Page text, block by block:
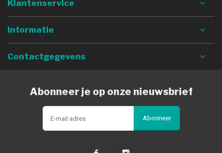
Klantenservice
Informatie
Contactgegevens
Abonneer je op onze nieuwsbrief
Abonneer